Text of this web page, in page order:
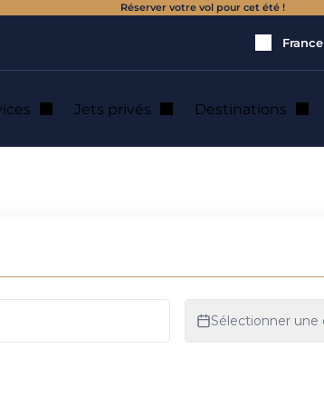
Réserver votre vol pour cet été !
France
Jets privés Destinations